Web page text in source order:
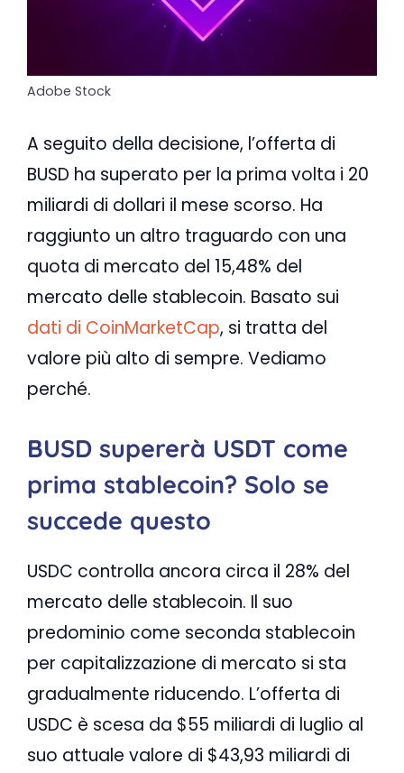
Adobe Stock
A seguito della decisione, l’offerta di
BUSD ha superato per la prima volta i 20
miliardi di dollari il mese scorso. Ha
raggiunto un altro traguardo con una
quota di mercato del 15,48% del
mercato delle stablecoin. Basato sui
dati di CoinMarketCap, si tratta del
valore più alto di sempre. Vediamo
perché.
BUSD supererà USDT come
prima stablecoin? Solo se
succede questo
USDC controlla ancora circa il 28% del
mercato delle stablecoin. Il suo
predominio come seconda stablecoin
per capitalizzazione di mercato si sta
gradualmente riducendo. L’offerta di
USDC è scesa da $55 miliardi di luglio al
suo attuale valore di $43,93 miliardi di